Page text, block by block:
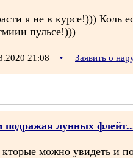
я не в курсе!))) Коль
пульсе!)))
21:08 • Заявить о
подражая лунных
можно увидеть и